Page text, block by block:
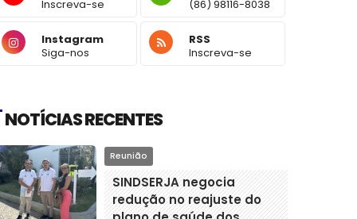
Inscreva-se
(86) 98116-8038
Instagram
Siga-nos
RSS
Inscreva-se
NOTÍCIAS RECENTES
Reunião
SINDSERJA negocia
redução no reajuste do